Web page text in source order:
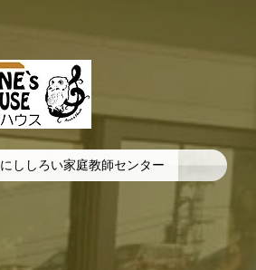
にししろい家庭教師センター